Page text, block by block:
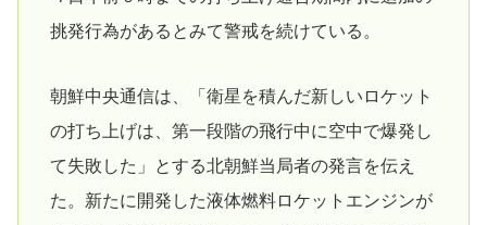
挑発行為があるとみて警戒を続けている。
朝鮮中央通信は、「衛星を積んだ新しいロケット
の打ち上げは、第一段階の飛行中に空中で爆発し
て失敗した」とする北朝鮮当局者の発言を伝え
た。新たに開発した液体燃料ロケットエンジンが